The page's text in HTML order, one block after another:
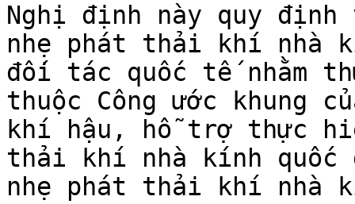
Nghị định này quy
nhẹ phát thải khí nhà
đối tác quốc tế nhằm
thuộc Công ước khung
khí hậu, hỗ trợ thực
thải khí nhà kính quốc